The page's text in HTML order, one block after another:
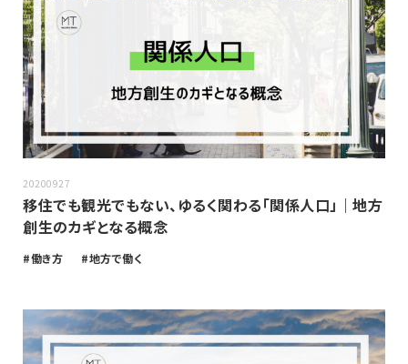
20200927
移住でも観光でもない、ゆるく関わる「関係人口」｜地方
創生のカギとなる概念
働き方 地方で働く